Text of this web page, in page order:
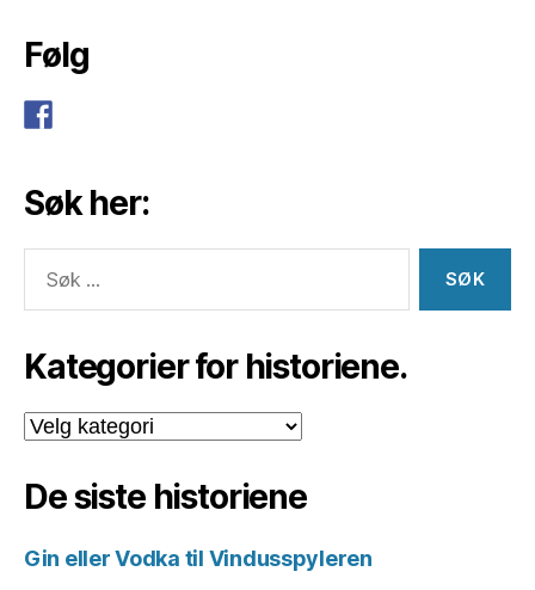
Følg
Søk her:
etter:
Kategorier for historiene.
Kategorier
for
De siste historiene
Gin eller Vodka til Vindusspyleren